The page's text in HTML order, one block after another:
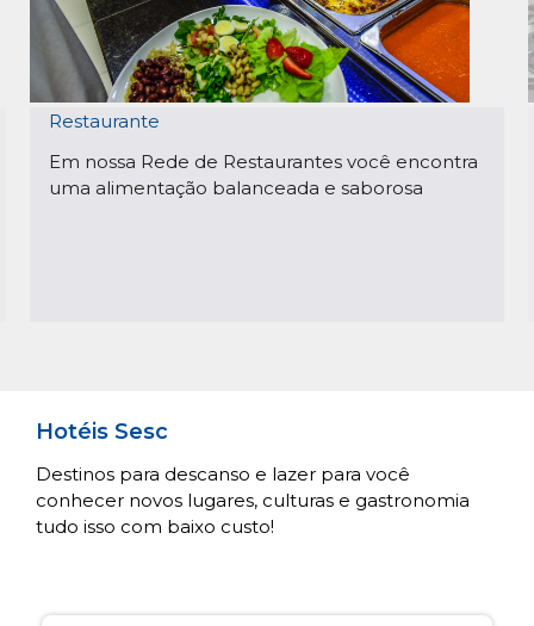
Restaurante
Em nossa Rede de Restaurantes você encontra
uma alimentação balanceada e saborosa
Hotéis Sesc
Destinos para descanso e lazer para você
conhecer novos lugares, culturas e gastronomia
tudo isso com baixo custo!